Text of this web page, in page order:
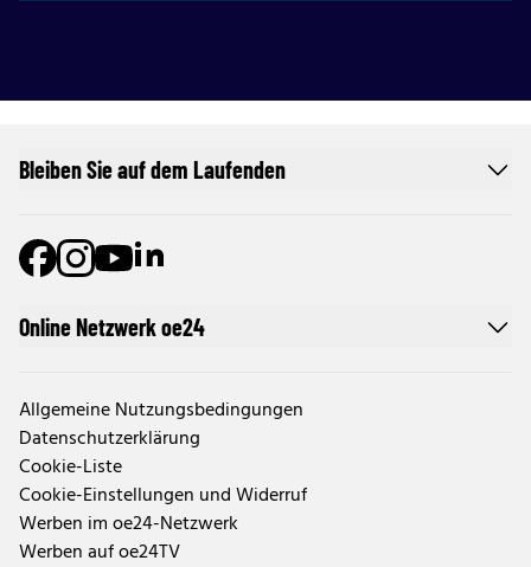
Online Netzwerk oe24
Allgemeine Nutzungsbedingungen
Datenschutzerklärung
Cookie-Liste
Cookie-Einstellungen und Widerruf
Werben im oe24-Netzwerk
Werben auf oe24TV
Bleiben Sie auf dem Laufenden